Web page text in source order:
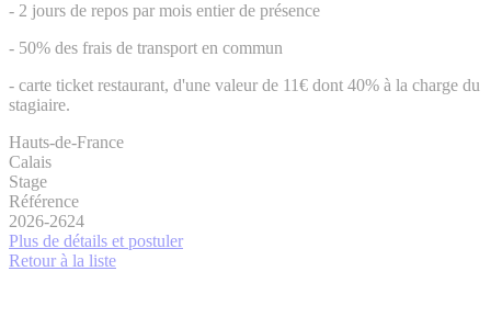
- 2 jours de repos par mois entier de présence
- 50% des frais de transport en commun
- carte ticket restaurant, d'une valeur de 11€ dont 40% à la charge du
stagiaire.
Hauts-de-France
Calais
Stage
Référence
2026-2624
Plus de détails et postuler
Retour à la liste